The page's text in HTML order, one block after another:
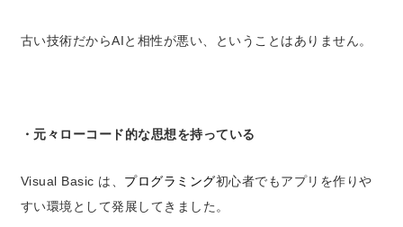
古い技術だからAIと相性が悪い、ということはありません。
・元々ローコード的な思想を持っている
Visual Basic は、 プログラミング初心者でもアプリを作りや
すい環境として発展してきました。